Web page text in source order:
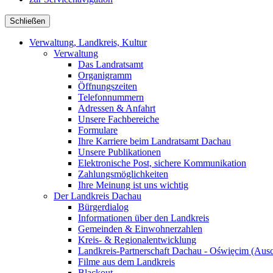
Schließen
Verwaltung, Landkreis, Kultur
Verwaltung
Das Landratsamt
Organigramm
Öffnungszeiten
Telefonnummern
Adressen & Anfahrt
Unsere Fachbereiche
Formulare
Ihre Karriere beim Landratsamt Dachau
Unsere Publikationen
Elektronische Post, sichere Kommunikation
Zahlungsmöglichkeiten
Ihre Meinung ist uns wichtig
Der Landkreis Dachau
Bürgerdialog
Informationen über den Landkreis
Gemeinden & Einwohnerzahlen
Kreis- & Regionalentwicklung
Landkreis-Partnerschaft Dachau - Oświęcim
Filme aus dem Landkreis